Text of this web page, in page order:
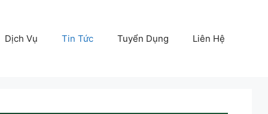
Dịch Vụ Tin Tức Tuyển Dụng Liên Hệ